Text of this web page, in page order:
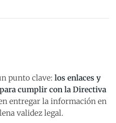
punto clave: los enlaces y
cumplir con la Directiva
entregar la información en
validez legal.